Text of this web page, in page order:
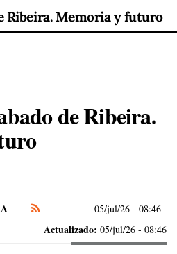
Ribeira. Memoria y futuro
de Ribeira.
05/jul/26 - 08:46
Actualizado: 05/jul/26 - 08:46